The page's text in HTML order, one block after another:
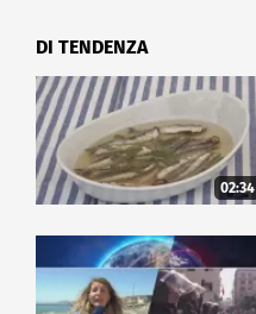
DI TENDENZA
02:34